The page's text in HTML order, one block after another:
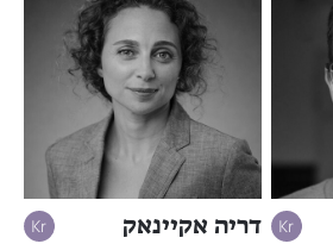
דריה אקיינאק